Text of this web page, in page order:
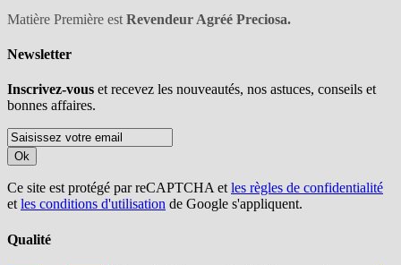
Matière Première est Revendeur Agréé Preciosa.
Newsletter
Inscrivez-vous et recevez les nouveautés, nos astuces, conseils et
bonnes affaires.
Ok
Ce site est protégé par reCAPTCHA etles règles de confidentialité
etles conditions d'utilisation de Google s'appliquent.
Qualité